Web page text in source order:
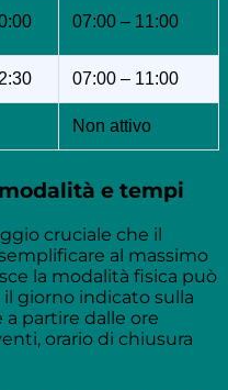
07:00 – 11:00
07:00 – 11:00
Non attivo
e tempi
cruciale che il
al massimo
la modalità fisica può
giorno indicato sulla
partire dalle ore
orario di chiusura